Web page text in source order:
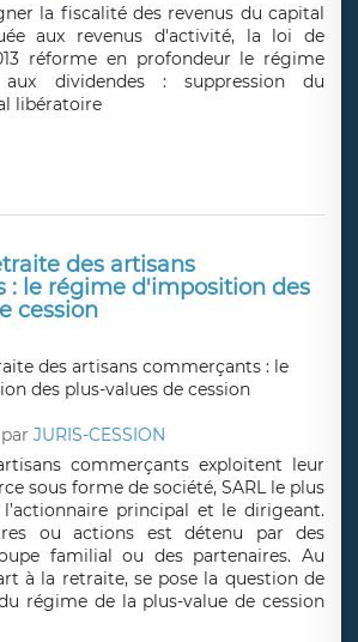
la fiscalité des revenus du capital
aux revenus d'activité, la loi de
réforme en profondeur le régime
dividendes : suppression du
libératoire
des artisans
: le régime d'imposition des
cession
parJURIS-CESSION
commerçants exploitent leur
sous forme de société, SARL le plus
principal et le dirigeant.
ou actions est détenu par des
familial ou des partenaires. Au
à la retraite, se pose la question de
régime de la plus-value de cession